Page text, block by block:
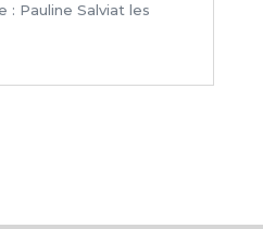
: Pauline Salviat les